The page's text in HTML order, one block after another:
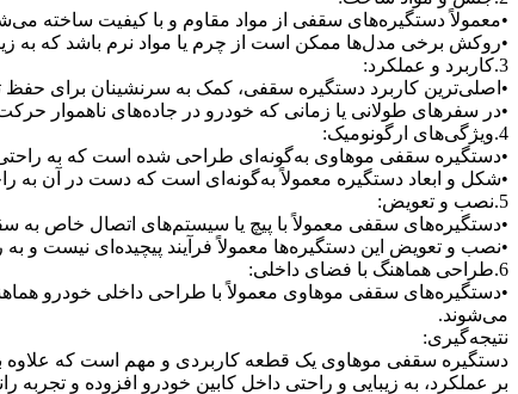
•معمولاً دستگیره‌های سقفی از مواد مقاوم و با کیفیت ساخته
•روکش برخی مدل‌ها ممکن است از چرم یا مواد نرم باشد که به
3.کاربرد و عملکرد:
•اصلی‌ترین کاربرد دستگیره سقفی، کمک به سرنشینان برای
•در سفرهای طولانی یا زمانی که خودرو در جاده‌های ناهموار
4.ویژگی‌های ارگونومیک:
•دستگیره سقفی موهاوی به‌گونه‌ای طراحی شده است که به
•شکل و ابعاد دستگیره معمولاً به‌گونه‌ای است که دست در آن به
5.نصب و تعویض:
•دستگیره‌های سقفی معمولاً با پیچ یا سیستم‌های اتصال خاص به
•نصب و تعویض این دستگیره‌ها معمولاً فرآیند پیچیده‌ای نیست
6.طراحی هماهنگ با فضای داخلی:
•دستگیره‌های سقفی موهاوی معمولاً با طراحی داخلی خودرو
می‌شوند.
نتیجه‌گیری:
دستگیره سقفی موهاوی یک قطعه کاربردی و مهم است که علاوه بر
بر عملکرد، به زیبایی و راحتی داخل کابین خودرو افزوده و